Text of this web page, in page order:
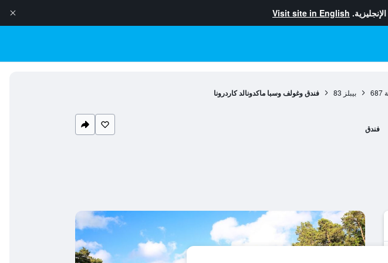
Visit site in English
687 بيبلز 83 فندق وغولف وسبا ماكدونالد كاردرونا
فندق